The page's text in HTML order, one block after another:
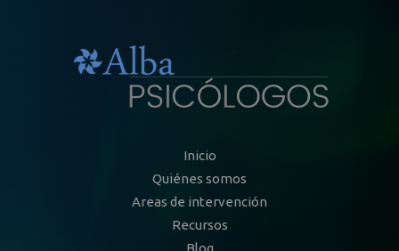
Inicio
Quiénes somos
Areas de intervención
Recursos
Blog